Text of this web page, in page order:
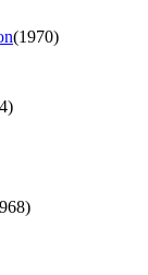
(1970)
)
)